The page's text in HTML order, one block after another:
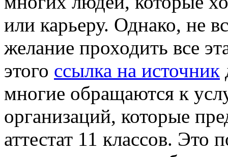
или карьеру. Однако, не
желание проходить все
этого ссылка на источник
многие обращаются к
организаций, которые
аттестат 11 классов. Это